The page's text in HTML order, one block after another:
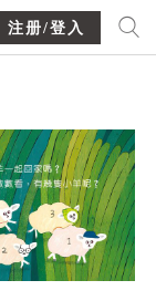
注册/登入